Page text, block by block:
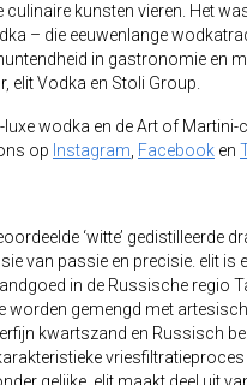
culinaire kunsten vieren. Het
– die eeuwenlange
in gastronomie en
elit Vodka en Stoli Group.
luxe wodka en de Art of
op Instagram Facebook en
‘witte’ gedistilleerde
van passie en precisie. elit
in de Russische regio
worden gemengd met
kwartszand en Russisch